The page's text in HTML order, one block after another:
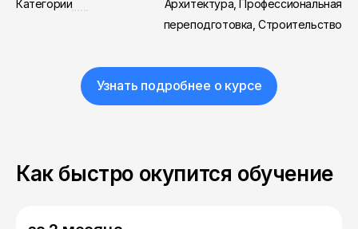
Категории
Архитектура, Профессиональная
переподготовка, Строительство
Узнать подробнее о курсе
Как быстро окупится обучение